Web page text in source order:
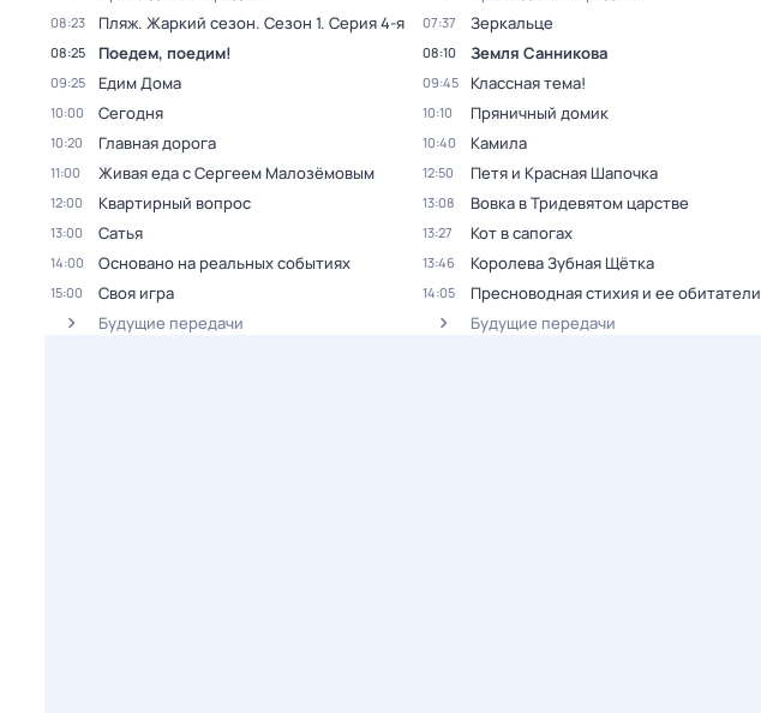
08:23 Пляж. Жаркий сезон. Сезон 1. Серия 4-я
08:25 Поедем, поедим!
09:25 Едим Дома
10:00 Сегодня
10:20 Главная дорога
11:00 Живая еда с Сергеем Малозёмовым
12:00 Квартирный вопрос
13:00 Сатья
14:00 Основано на реальных событиях
15:00
Своя игра
Будущие передачи
07:37 Зеркальце
08:10 Земля Санникова
09:45 Классная тема!
10:10 Пряничный домик
10:40 Камила
12:50 Петя и Красная Шапочка
13:08 Вовка в Тридевятом царстве
13:27 Кот в сапогах
13:46 Королева Зубная Щётка
14:05
Пресноводная стихия и ее обитатели
Будущие передачи